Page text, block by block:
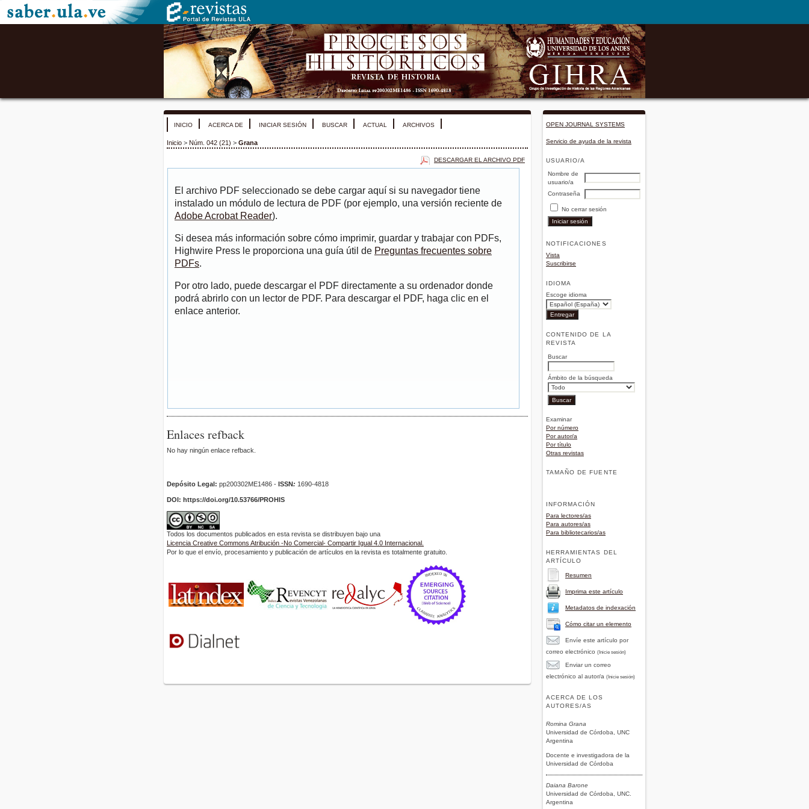
OPEN JOURNAL SYSTEMS
Servicio de ayuda de la revista
USUARIO/A
Nombre de
usuario/a
Contraseña
No cerrar sesión
NOTIFICACIONES
Vista
Suscribirse
IDIOMA
Escoge idioma
CONTENIDO DE LA
REVISTA
Buscar
Ámbito de la búsqueda
Examinar
Por número
Por autor/a
Por título
Otras revistas
TAMAÑO DE FUENTE
INFORMACIÓN
Para lectores/as
Para autores/as
Para bibliotecarios/as
HERRAMIENTAS DEL
ARTÍCULO
Resumen
Imprima este artículo
Metadatos de indexación
Cómo citar un elemento
Envíe este artículo por
correo electrónico (Inicie sesión)
Enviar un correo
electrónico al autor/a (Inicie sesión)
ACERCA DE LOS
AUTORES/AS
Romina Grana
Universidad de Córdoba, UNC
Argentina
Docente e investigadora de la
Universidad de Córdoba
Daiana Barone
Universidad de Córdoba, UNC.
Argentina
INICIO ACERCA DE INICIAR SESIÓN BUSCAR ACTUAL ARCHIVOS
Inicio > Núm. 042 (21) > Grana
DESCARGAR EL ARCHIVO PDF
El archivo PDF seleccionado se debe cargar aquí si su navegador tiene
instalado un módulo de lectura de PDF (por ejemplo, una versión reciente de
Adobe Acrobat Reader).
Si desea más información sobre cómo imprimir, guardar y trabajar con PDFs,
Highwire Press le proporciona una guía útil de Preguntas frecuentes sobre
PDFs.
Por otro lado, puede descargar el PDF directamente a su ordenador donde
podrá abrirlo con un lector de PDF. Para descargar el PDF, haga clic en el
enlace anterior.
Enlaces refback
No hay ningún enlace refback.
Depósito Legal: pp200302ME1486 - ISSN: 1690-4818
DOI: https://doi.org/10.53766/PROHIS
Todos los documentos publicados en esta revista se distribuyen bajo una
Licencia Creative Commons Atribución -No Comercial- Compartir Igual 4.0 Internacional.
Por lo que el envío, procesamiento y publicación de artículos en la revista es totalmente gratuito.